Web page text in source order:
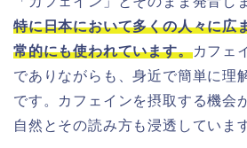
特に日本において多くの人々に広
常的にも使われています。カフェ
でありながらも、身近で簡単に理
です。カフェインを摂取する機会
自然とその読み方も浸透していま